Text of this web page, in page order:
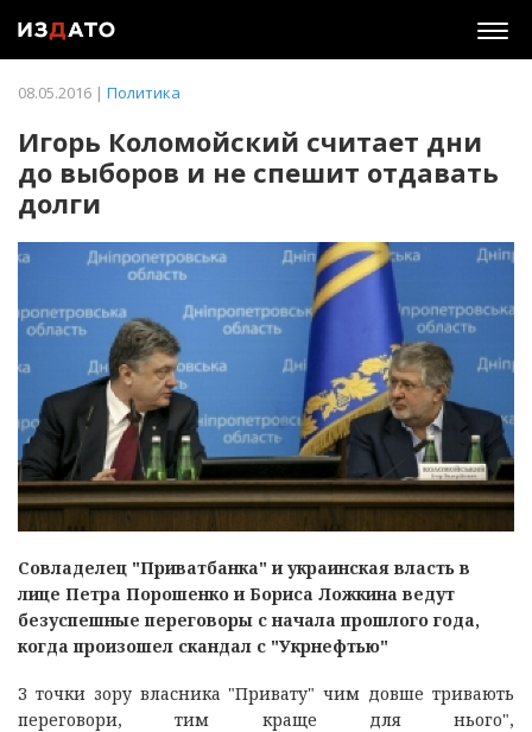
08.05.2016 | Политика
Игорь Коломойский считает дни
до выборов и не спешит отдавать
долги
Совладелец "Приватбанка" и украинская власть в
лице Петра Порошенко и Бориса Ложкина ведут
безуспешные переговоры с начала прошлого года,
когда произошел скандал с "Укрнефтью"
З точки зору власника "Привату" чим довше тривають
переговори, тим краще для нього",